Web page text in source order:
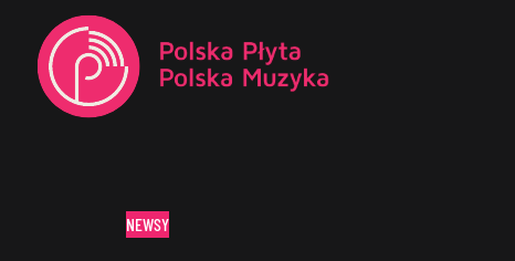
NEWSY